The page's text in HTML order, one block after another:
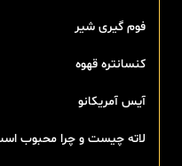
فوم گیری شیر
کنسانتره قهوه
آیس آمریکانو
لاته چیست و چرا محبوب